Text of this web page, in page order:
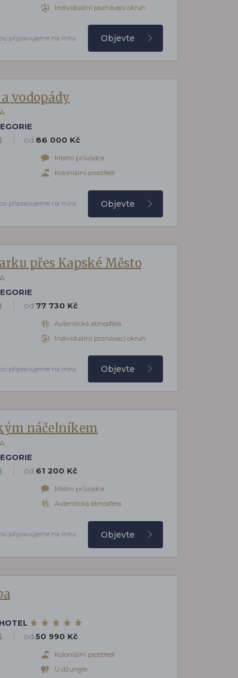
Individuální poznávací okruh
připravujeme na míru Objevte
vodopády
od 86 000 Kč
Místní průvodce
Koloniální prostředí
připravujeme na míru Objevte
přes Kapské Město
od 77 730 Kč
Autentická atmosféra
Individuální poznávací okruh
připravujeme na míru Objevte
náčelníkem
od 61 200 Kč
Místní průvodce
Autentická atmosféra
připravujeme na míru Objevte
od 50 990 Kč
Koloniální prostředí
U džungle